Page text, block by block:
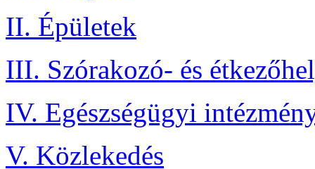
II. Épületek
III. Szórakozó- és
IV. Egészségügyi
V. Közlekedés